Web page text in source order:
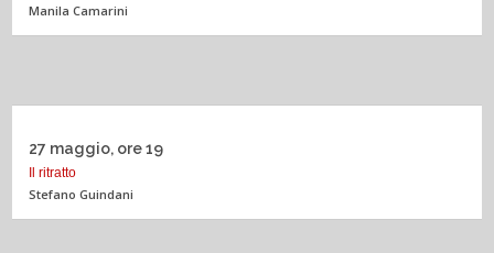
Manila Camarini
27 maggio, ore 19
Il ritratto
Stefano Guindani